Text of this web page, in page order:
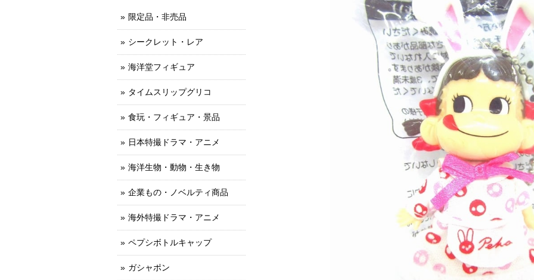
限定品・非売品
シークレット・レア
海洋堂フィギュア
タイムスリップグリコ
食玩・フィギュア・景品
日本特撮ドラマ・アニメ
海洋生物・動物・生き物
企業もの・ノベルティ商品
海外特撮ドラマ・アニメ
ペプシボトルキャップ
ガシャポン